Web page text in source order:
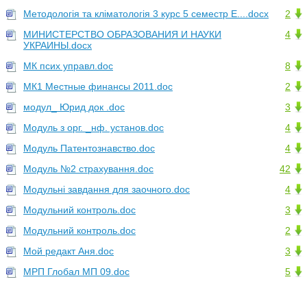
2
Методологія та кліматологія 3 курс 5 семестр Е....docx
4
МИНИСТЕРСТВО ОБРАЗОВАНИЯ И НАУКИ
УКРАИНЫ.docx
8
МК псих управл.doc
2
МК1 Местные финансы 2011.doc
3
модул_ Юрид док .doc
4
Модуль з орг. _нф. установ.doc
4
Модуль Патентознавство.doc
42
Модуль №2 страхування.doc
4
Модульні завдання для заочного.doc
3
Модульний контроль.doc
2
Модульний контроль.doc
3
Мой редакт Аня.doc
5
МРП Глобал МП 09.doc